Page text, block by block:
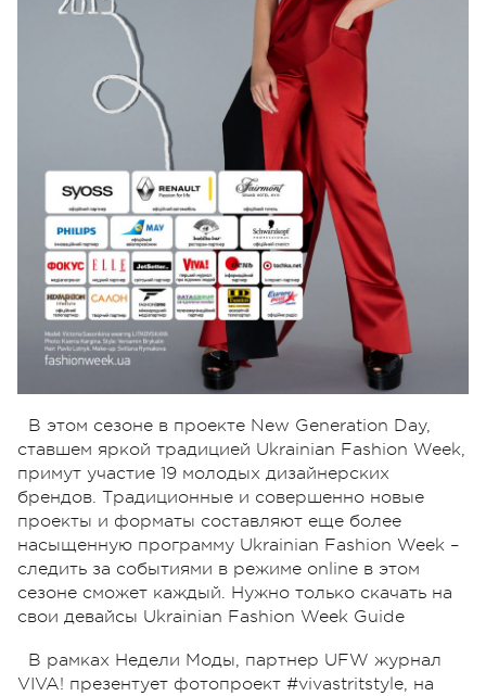
В этом сезоне в проекте New Generation Day,
ставшем яркой традицией Ukrainian Fashion Week,
примут участие 19 молодых дизайнерских
брендов. Традиционные и совершенно новые
проекты и форматы составляют еще более
насыщенную программу Ukrainian Fashion Week –
следить за событиями в режиме online в этом
сезоне сможет каждый. Нужно только скачать на
свои девайсы Ukrainian Fashion Week Guide
В рамках Недели Моды, партнер UFW журнал
VIVA! презентует фотопроект #vivastritstyle, на